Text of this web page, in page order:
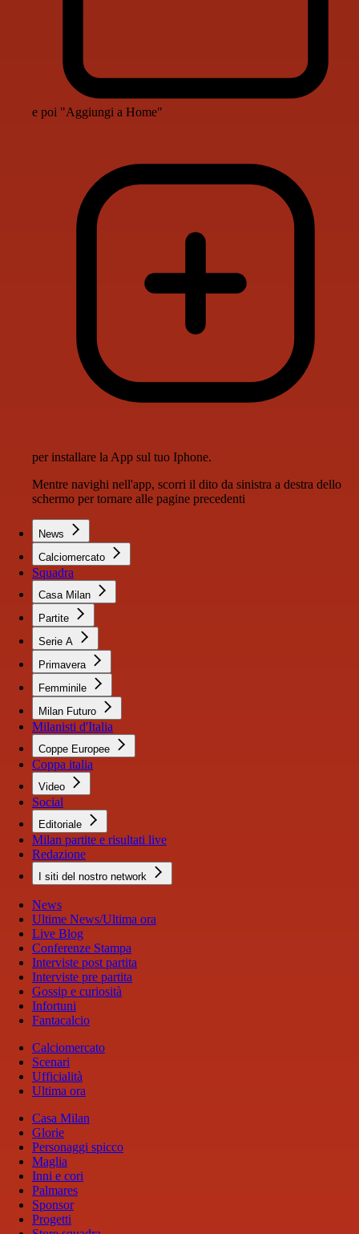
e poi "Aggiungi a Home"
per installare la App sul tuo Iphone.
Mentre navighi nell'app, scorri il dito da sinistra a destra dello
schermo per tornare alle pagine precedenti
News
Calciomercato
Squadra
Casa Milan
Partite
Serie A
Primavera
Femminile
Milan Futuro
Milanisti d'Italia
Coppe Europee
Coppa italia
Video
Social
Editoriale
Milan partite e risultati live
Redazione
I siti del nostro network
News
Ultime News/Ultima ora
Live Blog
Conferenze Stampa
Interviste post partita
Interviste pre partita
Gossip e curiosità
Infortuni
Fantacalcio
Calciomercato
Scenari
Ufficialità
Ultima ora
Casa Milan
Glorie
Personaggi spicco
Maglia
Inni e cori
Palmares
Sponsor
Progetti